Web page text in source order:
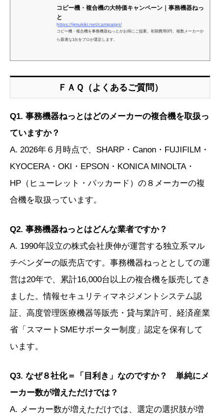
コピー機・複合機の大特価キャンペーン｜事務機器ねっ
と
https://jimukiki.net/campaign/
コピー機・複合機を事務機器ねっとがお得にご提案。初期費用0円、複数メーカーか
ら最適な1台をプロが選定します。
ＦＡＱ（よくあるご質問）
Q1. 事務機器ねっとはどのメーカーの複合機を取扱っ
ていますか？
A. 2026年６月時点で、SHARP・Canon・FUJIFILM・
KYOCERA・OKI・EPSON・KONICA MINOLTA・
HP（ヒューレット・パッカード）の８メーカーの複
合機を取扱っています。
Q2. 事務機器ねっとはどんな業者ですか？
A. 1990年設立の株式会社庚伸が運営する独立系マル
チベンダーの販売店です。事務機器ねっととしての運
営は20年で、累計16,000台以上の複合機を販売してき
ました。情報セキュリティマネジメントシステム認
証、高度管理医療機器等販売・貸与業許可、経済産業
省「スマートSMEサポーター制度」認定を保有して
います。
Q3. なぜ８社化＝「目利き」なのですか？ 単純にメ
ーカー数が増えただけでは？
A. メーカー数が増えただけでは、選定の選択肢が増